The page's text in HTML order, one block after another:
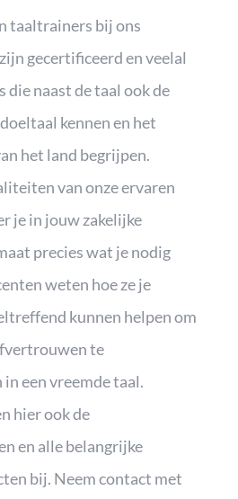
taaltrainers bij ons
gecertificeerd en veelal
die naast de taal ook de
kennen en het
het land begrijpen.
van onze ervaren
je in jouw zakelijke
precies wat je nodig
weten hoe ze je
kunnen helpen om
te
een vreemde taal.
hier ook de
en alle belangrijke
bij. Neem contact met